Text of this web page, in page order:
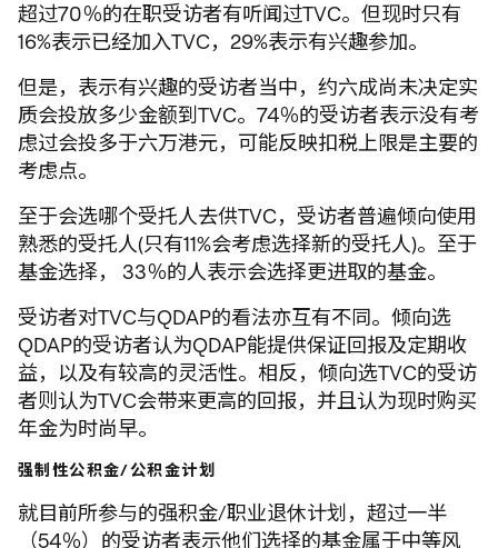
超过70％的在职受访者有听闻过TVC。但现时只有
16%表示已经加入TVC，29%表示有兴趣参加。
但是，表示有兴趣的受访者当中，约六成尚未决定实
质会投放多少金额到TVC。74％的受访者表示没有考
虑过会投多于六万港元，可能反映扣税上限是主要的
考虑点。
至于会选哪个受托人去供TVC，受访者普遍倾向使用
熟悉的受托人(只有11%会考虑选择新的受托人)。至于
基金选择， 33％的人表示会选择更进取的基金。
受访者对TVC与QDAP的看法亦互有不同。倾向选
QDAP的受访者认为QDAP能提供保证回报及定期收
益，以及有较高的灵活性。相反，倾向选TVC的受访
者则认为TVC会带来更高的回报，并且认为现时购买
年金为时尚早。
强制性公积金/公积金计划
就目前所参与的强积金/职业退休计划，超过一半
（54％）的受访者表示他们选择的基金属于中等风